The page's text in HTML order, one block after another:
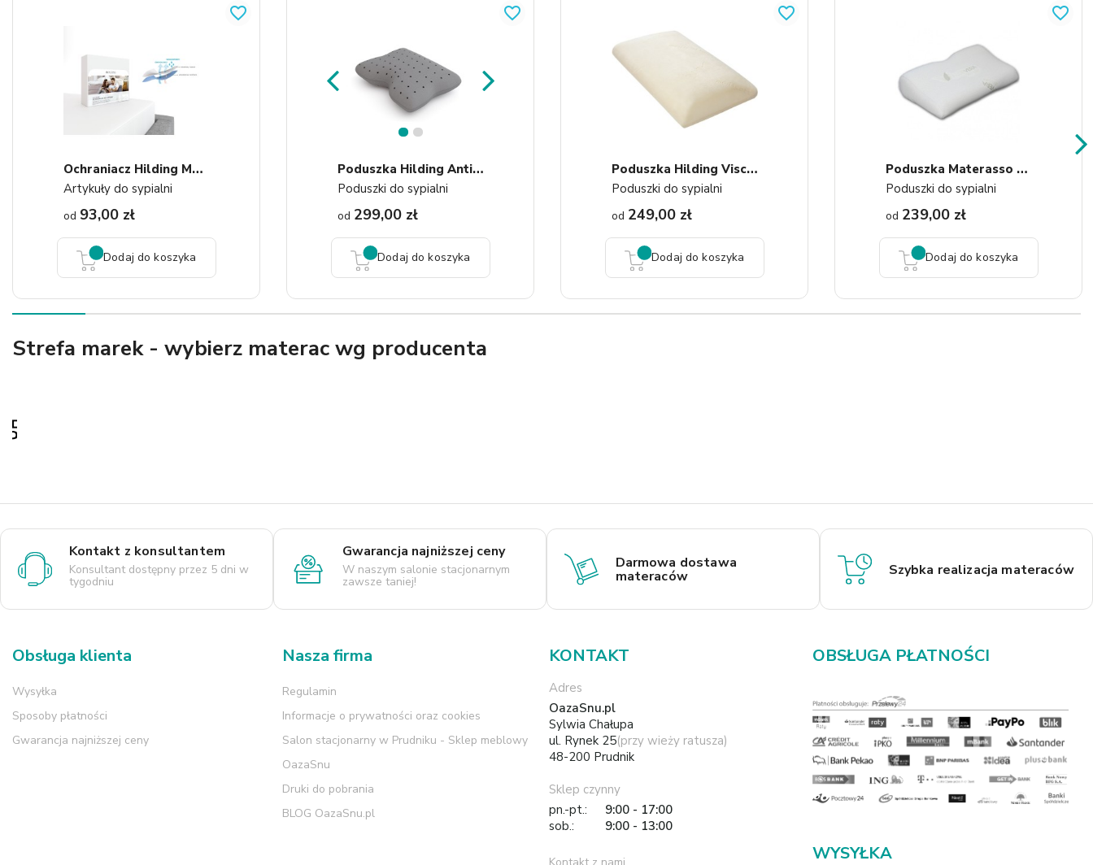
O
Chraniacz Hilding Molton...
Artykuły do sypialni
od 93,00 zł
Dodaj do koszyka
favorite_border
P
Oduszka Hilding Antistress...
Poduszki do sypialni
od 299,00 zł
Dodaj do koszyka
favorite_border
P
Oduszka Hilding Visco...
Poduszki do sypialni
od 249,00 zł
Dodaj do koszyka
favorite_border
P
Oduszka Materasso Madrid
Poduszki do sypialni
od 239,00 zł
Dodaj do koszyka
favorite_border
Strefa marek - wybierz materac wg producenta
Kontakt z konsultantem
Konsultant dostępny przez 5 dni w
tygodniu
Gwarancja najniższej ceny
W naszym salonie stacjonarnym
zawsze taniej!
Darmowa dostawa
materaców Szybka realizacja materaców
Obsługa klienta
Wysyłka
Sposoby płatności
Gwarancja najniższej ceny
Nasza firma
Regulamin
Informacje o prywatności oraz cookies
Salon stacjonarny w Prudniku - Sklep meblowy
OazaSnu
Druki do pobrania
BLOG OazaSnu.pl
KONTAKT
Adres
OazaSnu.pl
Sylwia Chałupa
ul. Rynek 25(przy wieży ratusza)
48-200 Prudnik
Sklep czynny
pn.-pt.:
9:00 - 17:00
sob.:
9:00 - 13:00
OBSŁUGA PŁATNOŚCI
WYSYŁKA